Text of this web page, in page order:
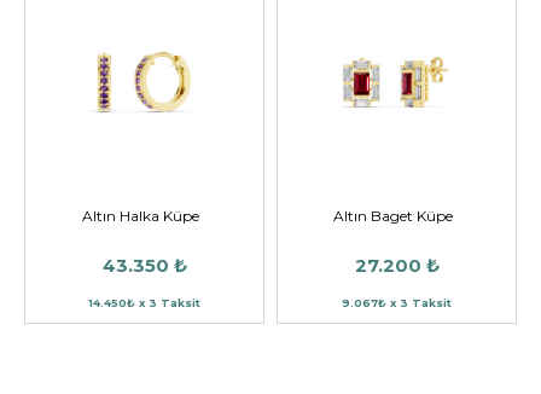
Altın Halka Küpe
43.350 ₺
14.450₺ x 3 Taksit
Altın Baget Küpe
27.200 ₺
9.067₺ x 3 Taksit